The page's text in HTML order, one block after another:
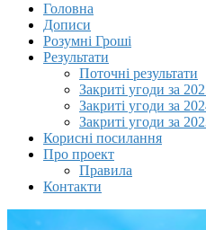
Головна
Дописи
Розумні Гроші
Результати
Поточні результати
Закриті угоди за
Закриті угоди за
Закриті угоди за
Корисні посилання
Про проект
Правила
Контакти